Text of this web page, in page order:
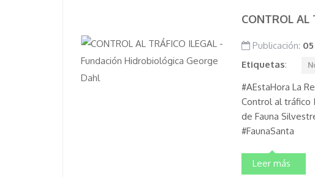
CONTROL AL
Publicación:
Etiquetas:
#AEstaHora La
Control al tráfico
de Fauna
#FaunaSanta
Leer más